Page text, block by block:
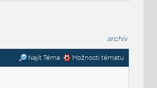
archiv
Najít Téma Možnosti tématu